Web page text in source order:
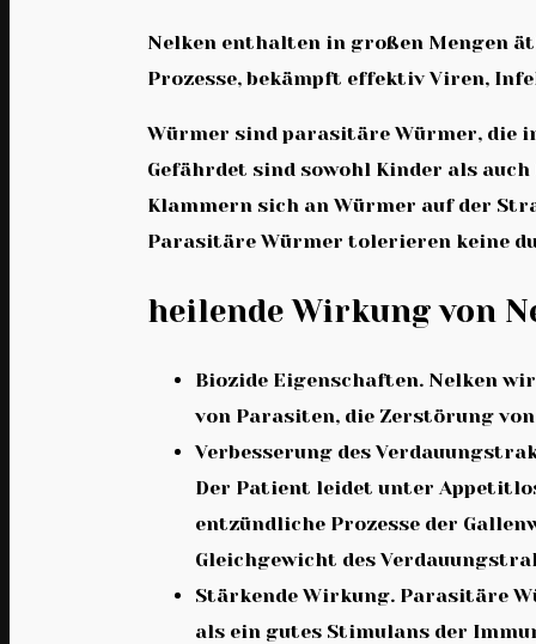
Nelken enthalten in großen Mengen
Prozesse, bekämpft effektiv Viren,
Würmer sind parasitäre Würmer, die
Gefährdet sind sowohl Kinder als
Klammern sich an Würmer auf der
Parasitäre Würmer tolerieren keine
heilende Wirkung von
Biozide Eigenschaften. Nelken
von Parasiten, die Zerstörung
Verbesserung des
Der Patient leidet unter
entzündliche Prozesse der
Gleichgewicht des
Stärkende Wirkung. Parasitäre
als ein gutes Stimulans der